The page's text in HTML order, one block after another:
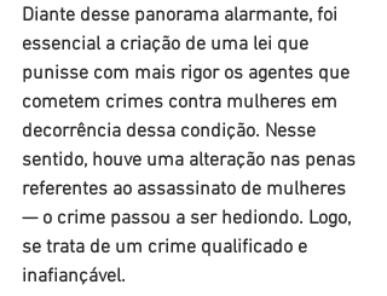
Diante desse panorama alarmante, foi
essencial a criação de uma lei que
punisse com mais rigor os agentes que
cometem crimes contra mulheres em
decorrência dessa condição. Nesse
sentido, houve uma alteração nas penas
referentes ao assassinato de mulheres
— o crime passou a ser hediondo. Logo,
se trata de um crime qualificado e
inafiançável.